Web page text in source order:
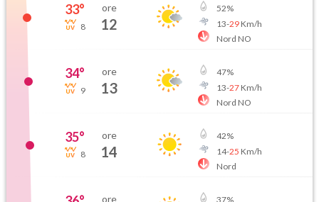
33°
8
ore
12
52%
13-29Km/h
Nord NO
34°
9
ore
13
47%
13-27Km/h
Nord NO
35°
8
ore
14
42%
14-25 Km/h
Nord
ore 37%